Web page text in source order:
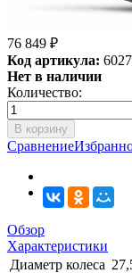
76 849 ₽
Код артикула:
Нет в наличии
Количество:
В корзину
Сравнение
Обзор
Характеристики
Диаметр колеса